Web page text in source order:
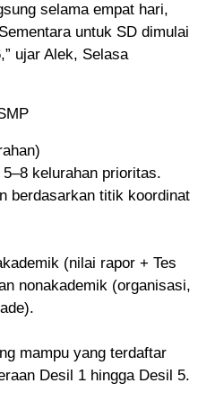
selama empat hari,
untuk SD dimulai
ujar Alek, Selasa
kelurahan prioritas.
berdasarkan titik koordinat
(nilai rapor + Tes
nonakademik (organisasi,
mampu yang terdaftar
Desil 1 hingga Desil 5.